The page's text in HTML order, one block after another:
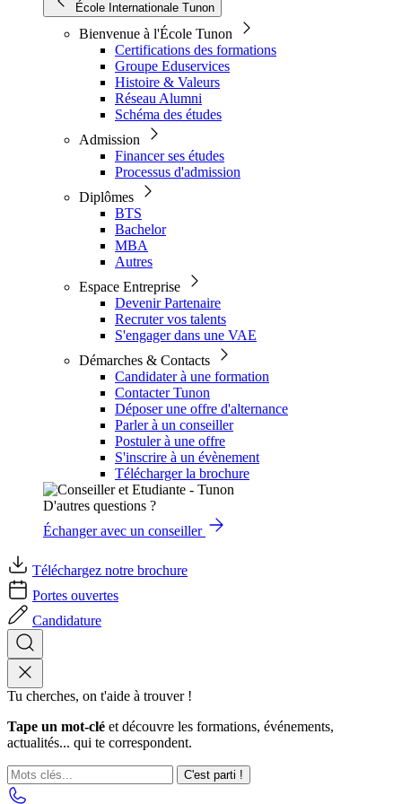
École Internationale Tunon
Bienvenue à l'École Tunon
Certifications des formations
Groupe Eduservices
Histoire & Valeurs
Réseau Alumni
Schéma des études
Admission
Financer ses études
Processus d'admission
Diplômes
BTS
Bachelor
MBA
Autres
Espace Entreprise
Devenir Partenaire
Recruter vos talents
S'engager dans une VAE
Démarches & Contacts
Candidater à une formation
Contacter Tunon
Déposer une offre d'alternance
Parler à un conseiller
Postuler à une offre
S'inscrire à un évènement
Télécharger la brochure
D'autres questions ?
Échanger avec un conseiller
Téléchargez notre brochure
Portes ouvertes
Candidature
Tu cherches, on t'aide à trouver !
Tape un mot-clé et découvre les formations, événements,
actualités... qui te correspondent.
C'est parti !